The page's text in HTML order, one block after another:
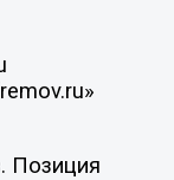
Позиция